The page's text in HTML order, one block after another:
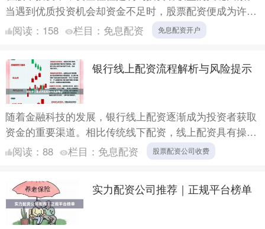
当遇到优质投资机会却资金不足时，股票配资便成为许多
投资者的选择。本文将为您详细解析股票配资流程，只需
阅读： 158 栏目： 免息配资 免息配资开户
银行线上配资流程解析与风险提示
随着金融科技的发展，银行线上配资逐渐成为投资者获取
资金的重要渠道。相比传统线下配资，线上配资具有操作
便捷、审批快速、门槛较低等优势。但投资者在享受便利
阅读： 88 栏目： 免息配资 股票配资公司收费
实力配资公司推荐｜正规平台榜单